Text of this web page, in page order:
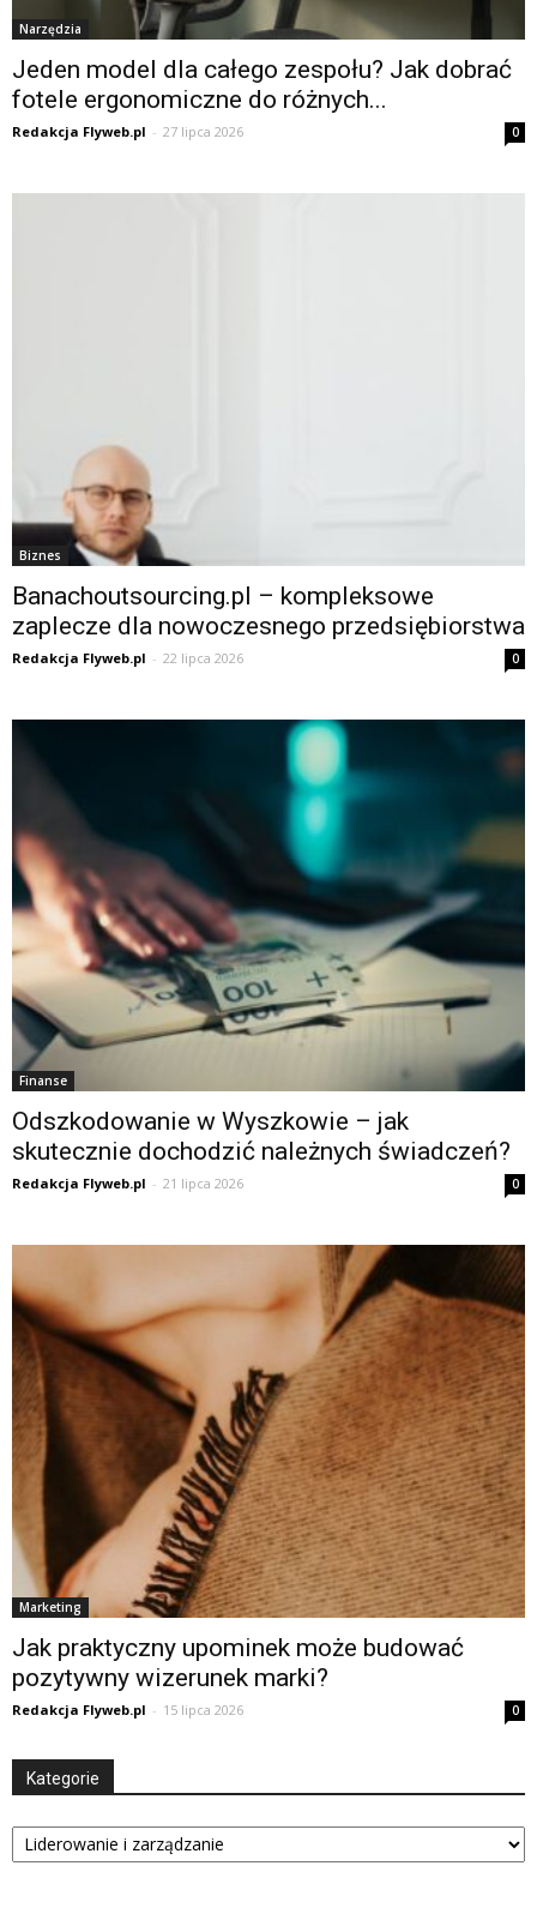
Narzędzia
Jeden model dla całego zespołu? Jak dobrać
fotele ergonomiczne do różnych...
Redakcja Flyweb.pl - 27 lipca 2026 0
Biznes
Banachoutsourcing.pl – kompleksowe
zaplecze dla nowoczesnego przedsiębiorstwa
Redakcja Flyweb.pl - 22 lipca 2026 0
Finanse
Odszkodowanie w Wyszkowie – jak
skutecznie dochodzić należnych świadczeń?
Redakcja Flyweb.pl - 21 lipca 2026 0
Marketing
Jak praktyczny upominek może budować
pozytywny wizerunek marki?
Redakcja Flyweb.pl - 15 lipca 2026 0
Kategorie
Kategorie